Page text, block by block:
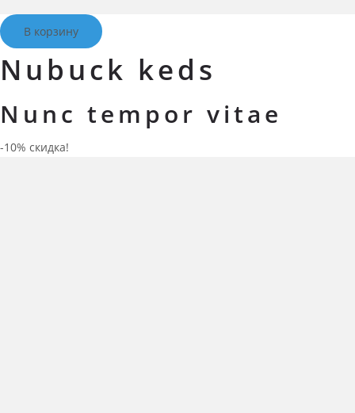
В корзину
Nubuck keds
Nunc tempor vitae
-10% скидка!